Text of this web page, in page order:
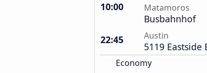
10:00 Matamoros
Busbahnhof
22:45
Austin
5119 Eastside
Economy